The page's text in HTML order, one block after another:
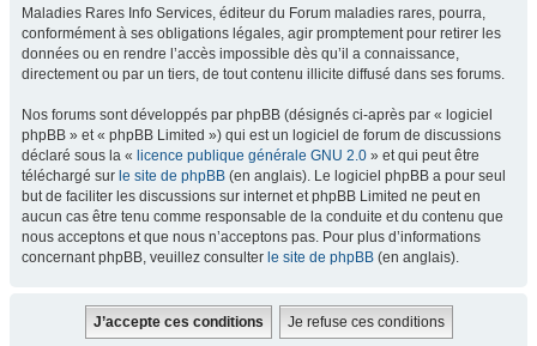
Maladies Rares Info Services, éditeur du Forum maladies rares, pourra,
conformément à ses obligations légales, agir promptement pour retirer les
données ou en rendre l’accès impossible dès qu’il a connaissance,
directement ou par un tiers, de tout contenu illicite diffusé dans ses forums.
Nos forums sont développés par phpBB (désignés ci-après par « logiciel
phpBB » et « phpBB Limited ») qui est un logiciel de forum de discussions
déclaré sous la « licence publique générale GNU 2.0 » et qui peut être
téléchargé sur le site de phpBB (en anglais). Le logiciel phpBB a pour seul
but de faciliter les discussions sur internet et phpBB Limited ne peut en
aucun cas être tenu comme responsable de la conduite et du contenu que
nous acceptons et que nous n’acceptons pas. Pour plus d’informations
concernant phpBB, veuillez consulter le site de phpBB (en anglais).